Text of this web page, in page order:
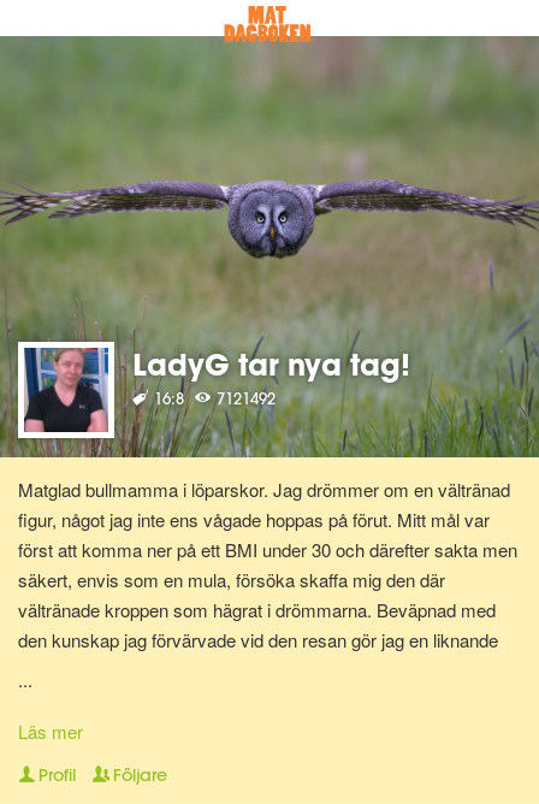
LadyG tar nya tag!
16:8 7121492
Matglad bullmamma i löparskor. Jag drömmer om en vältränad
figur, något jag inte ens vågade hoppas på förut. Mitt mål var
först att komma ner på ett BMI under 30 och därefter sakta men
säkert, envis som en mula, försöka skaffa mig den där
vältränade kroppen som hägrat i drömmarna. Beväpnad med
den kunskap jag förvärvade vid den resan gör jag en liknande
Nu för tiden är jag en av Matdagbokens mentorer, skicka ett
privat meddelande om du vill ha stöd och pepp privat eller om du
...
Läs mer
Profil Följare